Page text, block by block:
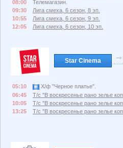
08:00
Телемагазин.
09:30
Лига смеха, 6 сезон, 8 эп.
10:55
Лига смеха, 6 сезон, 9 эп.
12:05
Лига смеха, 6 сезон, 10 эп.
Star Cinema
05:10
Х/ф "Черное платье".
06:45
Т/с "В воскресенье рано зелье
10:05
Т/с "В воскресенье рано зелье
13:25
Т/с "В воскресенье рано зелье